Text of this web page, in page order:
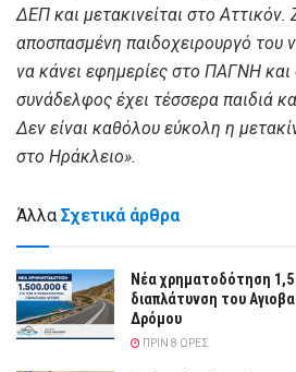
ΔΕΠ και μετακινείται στο
αποσπασμένη παιδοχειρουργό του
να κάνει εφημερίες στο ΠΑΓΝΗ
συνάδελφος έχει τέσσερα παιδιά
Δεν είναι καθόλου εύκολη η
στο Ηράκλειο».
Άλλα Σχετικά άρθρα
Νέα χρηματοδότηση 1,5
διαπλάτυνση του
Δρόμου
ΠΡΙΝ 8 ΏΡΕΣ